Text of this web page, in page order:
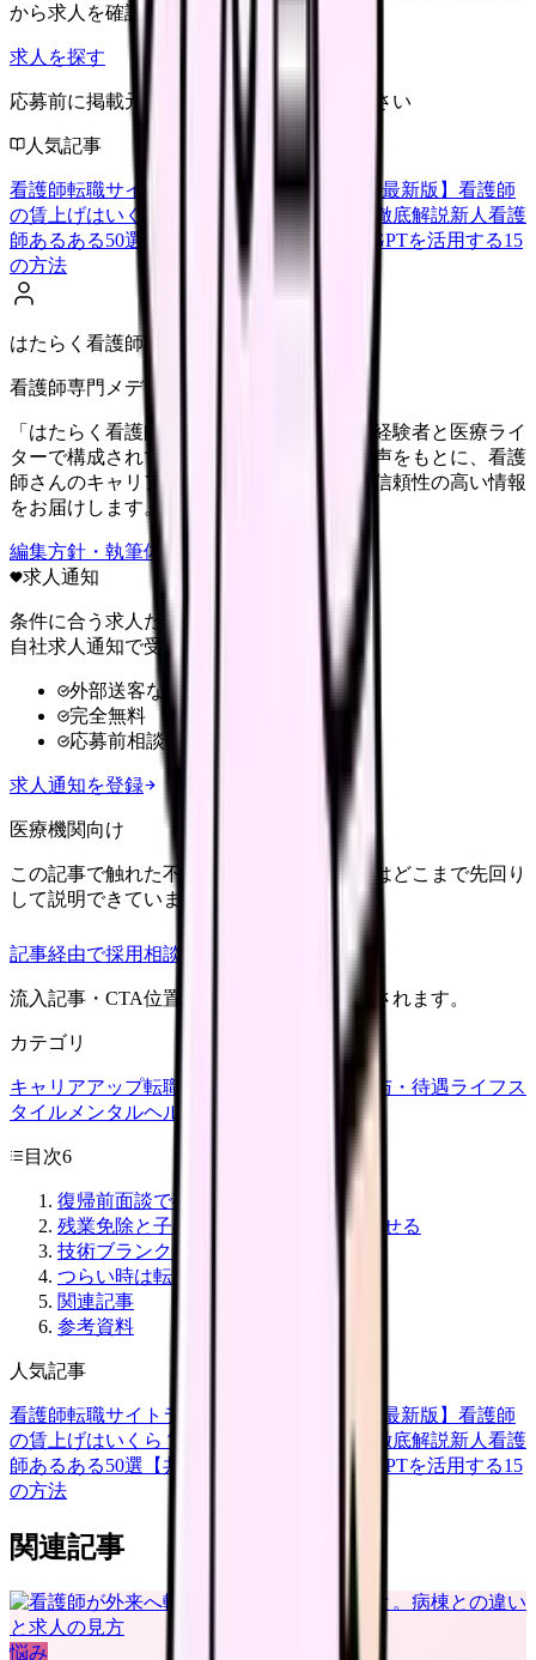
から求人を確認できます。
求人を探す
応募前に掲載元の最新情報を確認してください
人気記事
看護師転職サイトランキングTOP5【2026年最新版】 看護師
の賃上げはいくら？2026年度の最新情報を徹底解説新人看護
師あるある50選【共感必至】
看護師がChatGPTを活用する15
の方法
はたらく看護師さん編集部
看護師専門メディア
「はたらく看護師さん」編集部は、看護師経験者と医療ライ
ターで構成されています。現場のリアルな声をもとに、看護
師さんのキャリア・転職・働き方に関する信頼性の高い情報
をお届けします。
編集方針・執筆体制・監修体制を見る
求人通知
条件に合う求人だけ
自社求人通知で受け取る
外部送客なし
完全無料
応募前相談OK
求人通知を登録
医療機関向け
この記事で触れた不安を、自院の求人票ではどこまで先回り
して説明できていますか？
記事経由で採用相談
流入記事・CTA位置つきで管理画面に記録されます。
カテゴリ
キャリアアップ転職ガイド 給与・待遇ライフス
タイル メンタルヘルス
目次6
復帰前面談で確認すること
残業免除と子の看護等休暇を組み合わせる
技術ブランクは段階を作る
つらい時は転職より先に条件を見直す
関連記事
参考資料
人気記事
看護師転職サイトランキングTOP5【2026年最新版】 看護師
の賃上げはいくら？2026年度の最新情報を徹底解説新人看護
師あるある50選【共感必至】
看護師がChatGPTを活用する15
の方法
関連記事
悩み